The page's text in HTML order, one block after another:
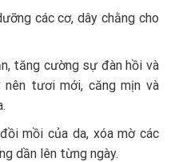
các cơ, dây chằng cho
tăng cường sự đàn hồi và
tươi mới, căng mịn và
mồi của da, xóa mờ các
dần lên từng ngày.